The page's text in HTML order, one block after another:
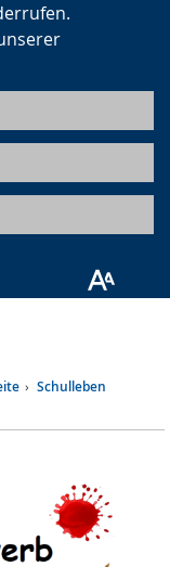
Schulleben